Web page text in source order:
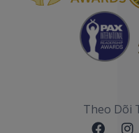
Theo Dõi